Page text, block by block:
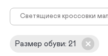
Светящиеся кроссовки
Размер обуви: 21